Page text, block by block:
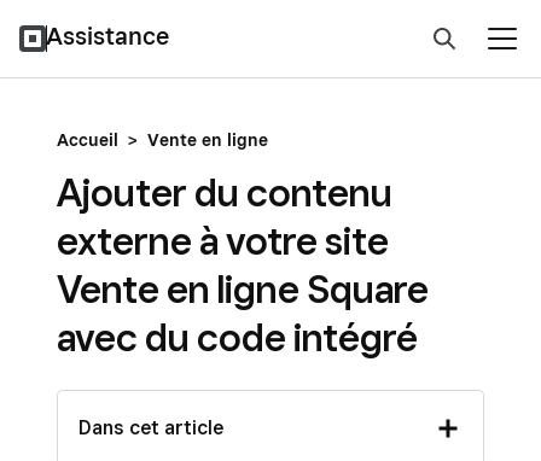
Assistance
Accueil > Vente en ligne
Ajouter du contenu
externe à votre site
Vente en ligne Square
avec du code intégré
Dans cet article